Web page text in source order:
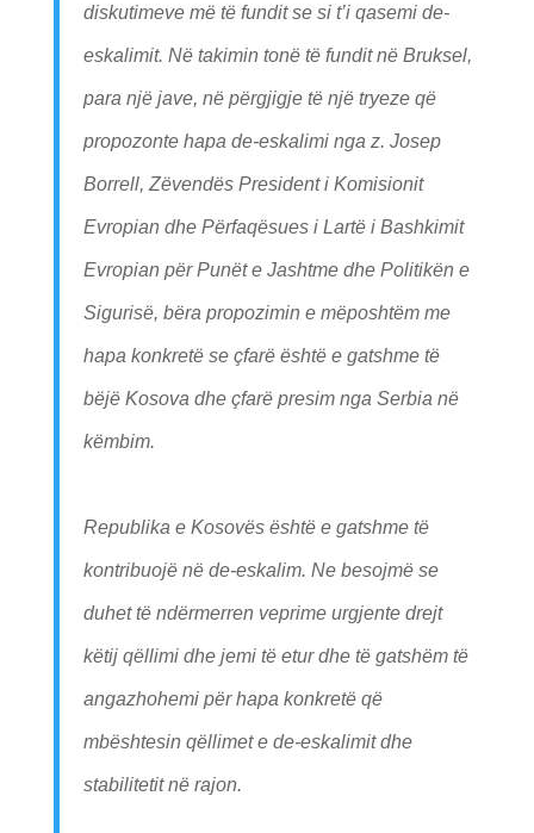
diskutimeve më të fundit se si t’i qasemi de-
eskalimit. Në takimin tonë të fundit në Bruksel,
para një jave, në përgjigje të një tryeze që
propozonte hapa de-eskalimi nga z. Josep
Borrell, Zëvendës President i Komisionit
Evropian dhe Përfaqësues i Lartë i Bashkimit
Evropian për Punët e Jashtme dhe Politikën e
Sigurisë, bëra propozimin e mëposhtëm me
hapa konkretë se çfarë është e gatshme të
bëjë Kosova dhe çfarë presim nga Serbia në
këmbim.
Republika e Kosovës është e gatshme të
kontribuojë në de-eskalim. Ne besojmë se
duhet të ndërmerren veprime urgjente drejt
këtij qëllimi dhe jemi të etur dhe të gatshëm të
angazhohemi për hapa konkretë që
mbështesin qëllimet e de-eskalimit dhe
stabilitetit në rajon.